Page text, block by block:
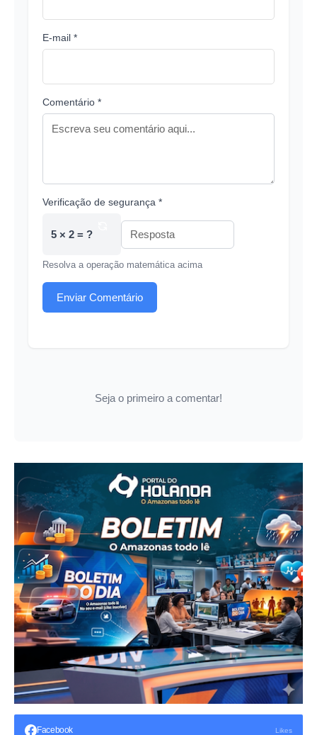
E-mail *
Comentário *
Verificação de segurança *
5 × 2 = ?
Resolva a operação matemática acima
Enviar Comentário
Seja o primeiro a comentar!
Facebook Likes